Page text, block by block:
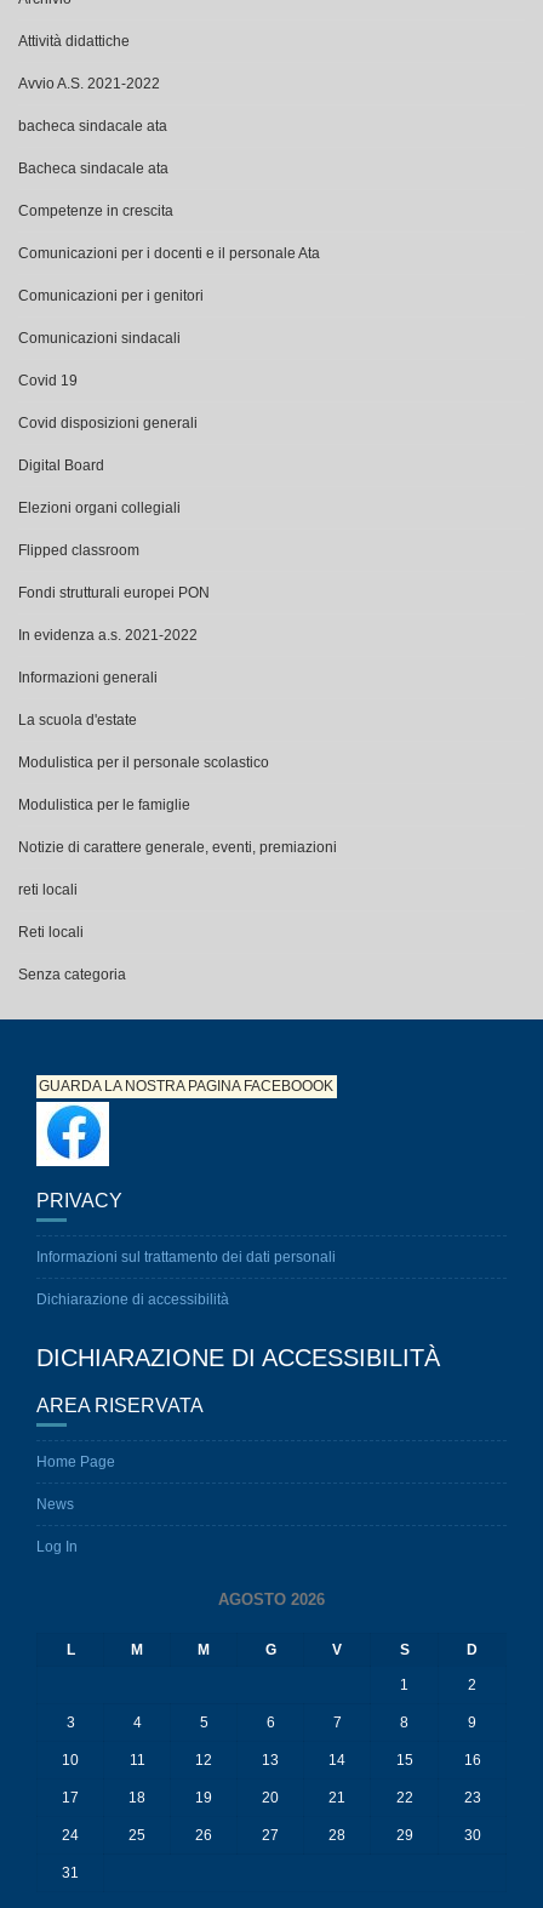
Attività didattiche
Avvio A.S. 2021-2022
bacheca sindacale ata
Bacheca sindacale ata
Competenze in crescita
Comunicazioni per i docenti e il personale Ata
Comunicazioni per i genitori
Comunicazioni sindacali
Covid 19
Covid disposizioni generali
Digital Board
Elezioni organi collegiali
Flipped classroom
Fondi strutturali europei PON
In evidenza a.s. 2021-2022
Informazioni generali
La scuola d'estate
Modulistica per il personale scolastico
Modulistica per le famiglie
Notizie di carattere generale, eventi, premiazioni
reti locali
Reti locali
Senza categoria
GUARDA LA NOSTRA PAGINAFACEBOOOK
PRIVACY
Informazioni sul trattamento dei dati personali
Dichiarazione di accessibilità
DICHIARAZIONE DI ACCESSIBILITÀ
AREA RISERVATA
Home Page
News
Log In
AGOSTO 2026
L M M G V S D
1 2
3 4 5 6 7 8 9
10 11 12 13 14 15 16
17 18 19 20 21 22 23
24 25 26 27 28 29 30
31